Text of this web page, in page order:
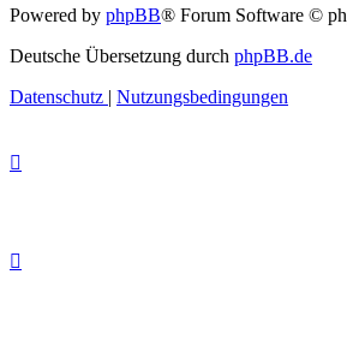
Powered by phpBB® Forum Software ©
Deutsche Übersetzung durch phpBB.de
Datenschutz | Nutzungsbedingungen